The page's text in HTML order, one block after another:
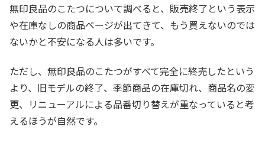
無印良品のこたつについて調べると、販売終了という表示
や在庫なしの商品ページが出てきて、もう買えないのでは
ないかと不安になる人は多いです。
ただし、無印良品のこたつがすべて完全に終売したという
より、旧モデルの終了、季節商品の在庫切れ、商品名の変
更、リニューアルによる品番切り替えが重なっていると考
えるほうが自然です。